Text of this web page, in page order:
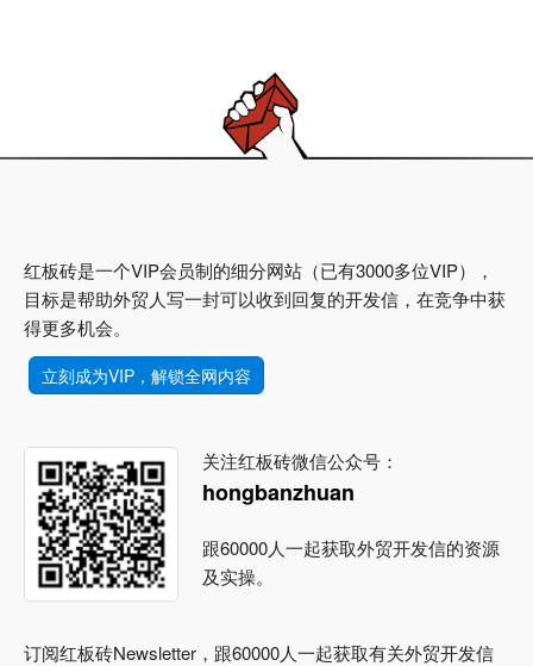
红板砖是一个VIP会员制的细分网站（已有3000多位VIP），
目标是帮助外贸人写一封可以收到回复的开发信，在竞争中获
得更多机会。
立刻成为VIP，解锁全网内容
关注红板砖微信公众号：
hongbanzhuan
跟60000人一起获取外贸开发信的资源
及实操。
订阅红板砖Newsletter，跟60000人一起获取有关外贸开发信